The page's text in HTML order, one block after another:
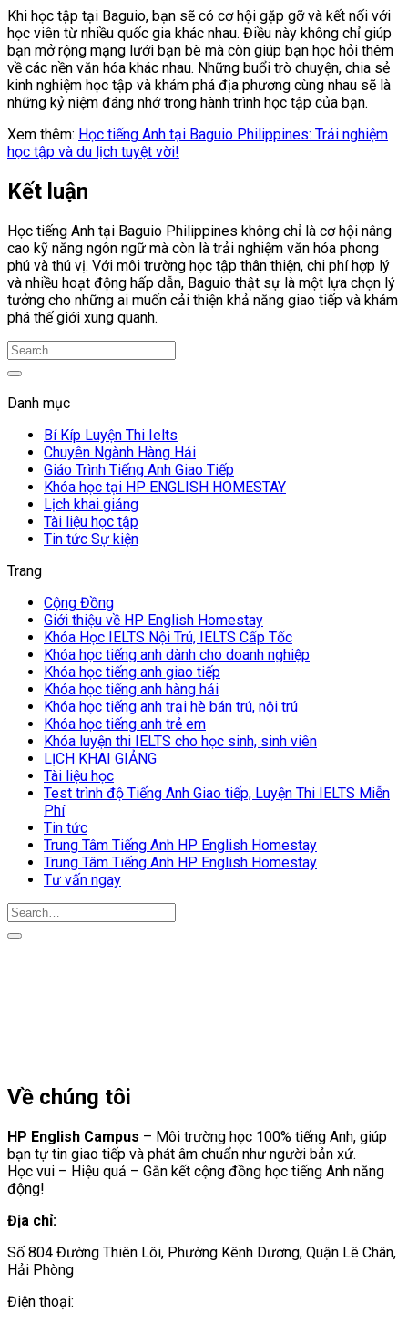
Khi học tập tại Baguio, bạn sẽ có cơ hội gặp gỡ và kết nối với
học viên từ nhiều quốc gia khác nhau. Điều này không chỉ giúp
bạn mở rộng mạng lưới bạn bè mà còn giúp bạn học hỏi thêm
về các nền văn hóa khác nhau. Những buổi trò chuyện, chia sẻ
kinh nghiệm học tập và khám phá địa phương cùng nhau sẽ là
những kỷ niệm đáng nhớ trong hành trình học tập của bạn.
Xem thêm: Học tiếng Anh tại Baguio Philippines: Trải nghiệm
học tập và du lịch tuyệt vời!
Kết luận
Học tiếng Anh tại Baguio Philippines không chỉ là cơ hội nâng
cao kỹ năng ngôn ngữ mà còn là trải nghiệm văn hóa phong
phú và thú vị. Với môi trường học tập thân thiện, chi phí hợp lý
và nhiều hoạt động hấp dẫn, Baguio thật sự là một lựa chọn lý
tưởng cho những ai muốn cải thiện khả năng giao tiếp và khám
phá thế giới xung quanh.
Danh mục
Bí Kíp Luyện Thi Ielts
Chuyên Ngành Hàng Hải
Giáo Trình Tiếng Anh Giao Tiếp
Khóa học tại HP ENGLISH HOMESTAY
Lịch khai giảng
Tài liệu học tập
Tin tức Sự kiện
Trang
Cộng Đồng
Giới thiệu về HP English Homestay
Khóa Học IELTS Nội Trú, IELTS Cấp Tốc
Khóa học tiếng anh dành cho doanh nghiệp
Khóa học tiếng anh giao tiếp
Khóa học tiếng anh hàng hải
Khóa học tiếng anh trại hè bán trú, nội trú
Khóa học tiếng anh trẻ em
Khóa luyện thi IELTS cho học sinh, sinh viên
LỊCH KHAI GIẢNG
Tài liệu học
Test trình độ Tiếng Anh Giao tiếp, Luyện Thi IELTS Miễn
Phí
Tin tức
Trung Tâm Tiếng Anh HP English Homestay
Trung Tâm Tiếng Anh HP English Homestay
Tư vấn ngay
Về chúng tôi
HP English Campus – Môi trường học 100% tiếng Anh, giúp
bạn tự tin giao tiếp và phát âm chuẩn như người bản xứ.
Học vui – Hiệu quả – Gắn kết cộng đồng học tiếng Anh năng
động!
Địa chỉ:
Số 804 Đường Thiên Lôi, Phường Kênh Dương, Quận Lê Chân,
Hải Phòng
Điện thoại: